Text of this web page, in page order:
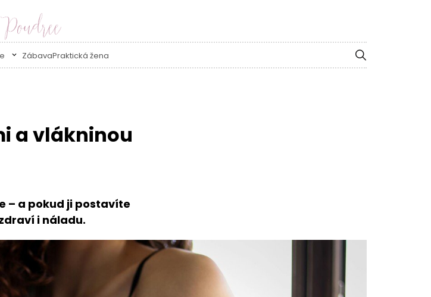
ZábavaPraktická žena
a vlákninou
– a pokud ji postavíte
i náladu.